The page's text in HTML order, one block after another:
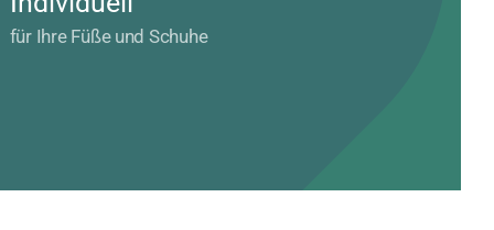
für Ihre Füße und Schuhe